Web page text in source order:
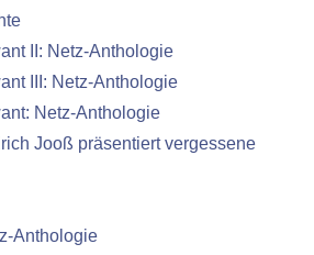
II: Netz-Anthologie
III: Netz-Anthologie
Netz-Anthologie
Jooß präsentiert vergessene
Anthologie